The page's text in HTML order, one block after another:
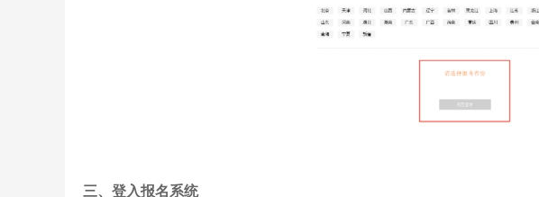
三、登入报名系统